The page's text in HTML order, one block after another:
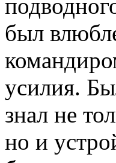
был
усилия.
знал не
но и